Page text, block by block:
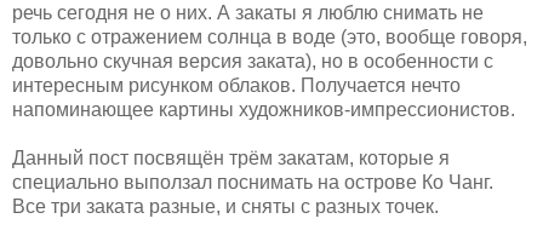
речь сегодня не о них. А закаты я люблю снимать не
только с отражением солнца в воде (это, вообще говоря,
довольно скучная версия заката), но в особенности с
интересным рисунком облаков. Получается нечто
напоминающее картины художников-импрессионистов.
Данный пост посвящён трём закатам, которые я
специально выползал поснимать на острове Ко Чанг.
Все три заката разные, и сняты с разных точек.